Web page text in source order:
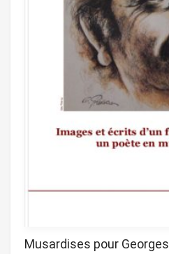
Musardises pour Georges